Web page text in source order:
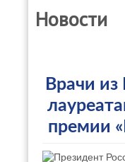
Новости
Врачи из
премии